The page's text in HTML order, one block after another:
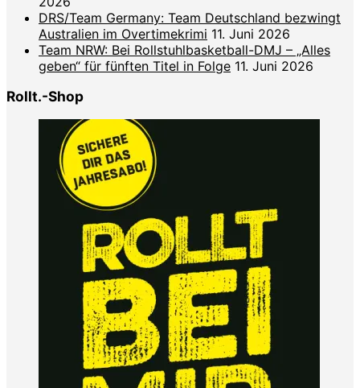
DRS/Team Germany: Team Deutschland bezwingt
Australien im Overtimekrimi 11. Juni 2026
Team NRW: Bei Rollstuhlbasketball-DMJ – „Alles
geben“ für fünften Titel in Folge 11. Juni 2026
Rollt.-Shop